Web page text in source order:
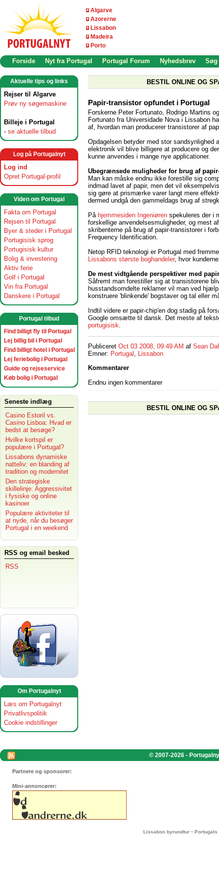
Algarve
Azorerne
Lissabon
Madeira
Porto
Forside Nyt fra Portugal Portugal Forum Nyhedsbrev Søg
Aktuelle tips og links
Rejser til Algarve
Prøv ny søgemaskine
Billeje i Portugal
- se aktuelle tilbud
Log på Portugalnyt
Log ind
Opret Portugal-profil
Viden om Portugal
Fakta om Portugal
Rejsen til Portugal
Byer & steder i Portugal
Portugisisk sprog
Portugisisk kultur
Bolig & investering
Aktiv ferie
Golf i Portugal
Vin fra Portugal
Danskere i Portugal
Portugal tilbud
Find billigt fly til Portugal
Lej billig bil i Portugal
Find billigt hotel i Portugal
Lej feriebolig i Portugal
Guide og rejseservice
Køb bolig i Portugal
Seneste indlæg
Casino Estoril vs.
Casino Lisboa: Hvad er
bedst at besøge?
Hvilke kortspil er
populære i Portugal?
Lissabons dynamiske
natteliv: en blanding af
tradition og modernitet
Den strategiske
skillelinje: Aggressivitet
i fysiske og online
kasinoer
Populære aktiviteter til
at nyde, når du besøger
Portugal i en weekend
RSS og email besked
RSS
Om Portugalnyt
Læs om Portugalnyt
Privatlivspolitik
Cookie indstillinger
BESTIL ONLINE OG
Papir-transistor opfundet i Portugal
Forskerne Peter Fortunato, Rodrigo Martins
Fortunato fra Universidade Nova i Lissabon
af, hvordan man producerer transistorer af
Opdagelsen betyder med stor sandsynlighed
elektronik vil blive billigere at producere og
kunne anvendes i mange nye applicationer.
Ubegrænsede muligheder for brug af
Man kan måske endnu ikke forestille sig
indmad lavet af papir, men det vil
sig gøre at prismærke varer langt mere
dermed undgå den gammeldags brug af
På hjemmesiden Ingeniøren spekuleres der i
forskellige anvendelsesmuligheder, og mest
skribenterne på brug af papir-transistorer i
Frequency Identification.
Netop RFID teknologi er Portugal med
Lissabons største boghandeler, hvor
De mest vidtgående perspektiver med
Såfremt man forestiller sig at transistorene
husstandsomdelte reklamer vil man ved
konstruere 'blinkende' bogstaver og tal eller
Indtil videre er papir-chip'en dog stadig på
Google omsætte til dansk. Det meste af
portugisisk
Publiceret Oct 03 2008, 09:49 AM af Sean
Emner: Portugal , Lissabon
Kommentarer
Endnu ingen kommentarer
BESTIL ONLINE OG
© 2007-2026 -
Partnere og sponsorer:
Mini-annoncører:
Lissabon byrundtur - Portugals